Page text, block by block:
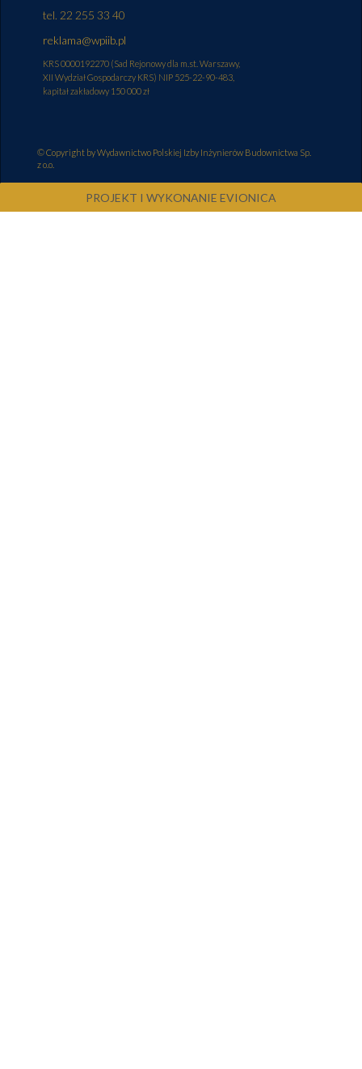
tel. 22 255 33 40
reklama@wpiib.pl
KRS 0000192270 (Sad Rejonowy dla m.st. Warszawy,
XII Wydział Gospodarczy KRS) NIP 525-22-90-483,
kapitał zakładowy 150 000 zł
© Copyright by Wydawnictwo Polskiej Izby Inżynierów Budownictwa Sp.
z o.o.
PROJEKT I WYKONANIE EVIONICA